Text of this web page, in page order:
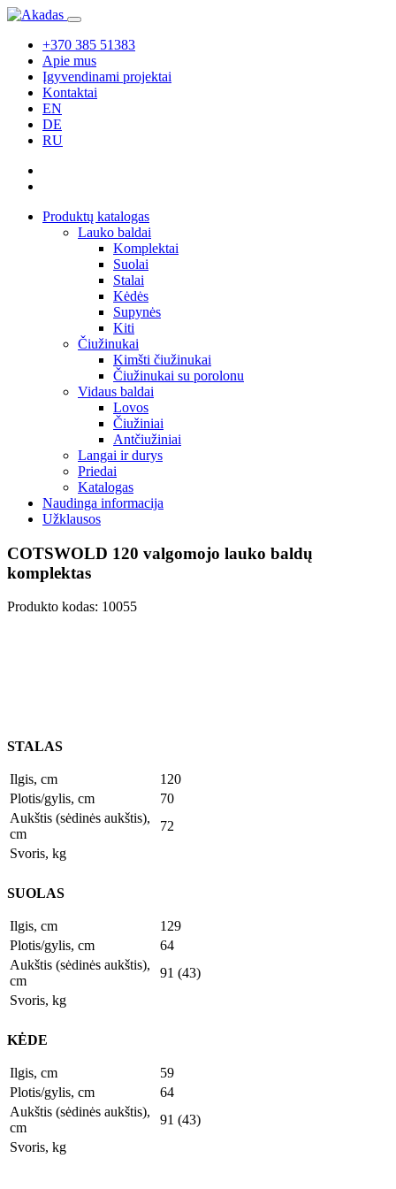
+370 385 51383
Apie mus
Įgyvendinami projektai
Kontaktai
EN
DE
RU
Produktų katalogas
Lauko baldai
Komplektai
Suolai
Stalai
Kėdės
Supynės
Kiti
Čiužinukai
Kimšti čiužinukai
Čiužinukai su porolonu
Vidaus baldai
Lovos
Čiužiniai
Antčiužiniai
Langai ir durys
Priedai
Katalogas
Naudinga informacija
Užklausos
COTSWOLD 120 valgomojo lauko baldų
komplektas
Produkto kodas: 10055
STALAS
Ilgis, cm
120
Plotis/gylis, cm
70
Aukštis (sėdinės aukštis),
cm
72
Svoris, kg
SUOLAS
Ilgis, cm
129
Plotis/gylis, cm
64
Aukštis (sėdinės aukštis),
cm
91 (43)
Svoris, kg
KĖDE
Ilgis, cm
59
Plotis/gylis, cm
64
Aukštis (sėdinės aukštis),
cm
91 (43)
Svoris, kg